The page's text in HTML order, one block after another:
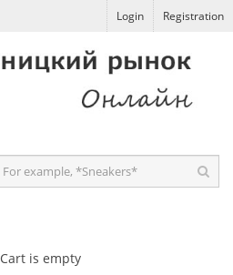
Login Registration
Cart is empty